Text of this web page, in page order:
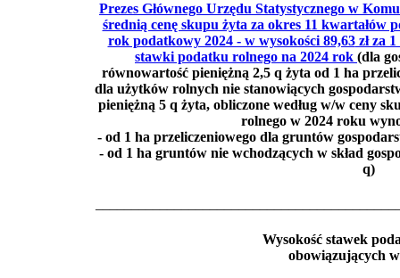
Prezes Głównego Urzędu Statystycznego w
średnią cenę skupu żyta za okres 11 kwartałów
rok podatkowy 2024 - w wysokości 89,63zł za 1
stawki podatku rolnego na 2024 rok (dla
równowartość pieniężną 2,5 q żyta od 1 ha
dla użytków rolnych nie stanowiących
pieniężną 5 q żyta, obliczone według w/w ceny
rolnego w 2024 roku
- od 1 ha przeliczeniowego dla gruntów
- od 1 ha gruntów nie wchodzących w skład
q)
Wysokość stawek
obowiązujących